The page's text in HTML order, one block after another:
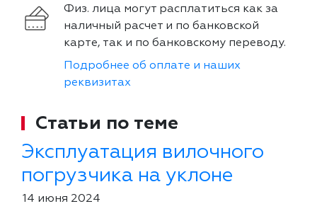
Физ. лица могут расплатиться как за
наличный расчет и по банковской
карте, так и по банковскому переводу.
Подробнее об оплате и наших
реквизитах
Статьи по теме
Эксплуатация вилочного
погрузчика на уклоне
14 июня 2024